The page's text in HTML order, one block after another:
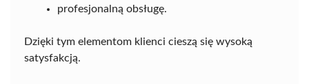
profesjonalną obsługę.
Dzięki tym elementom klienci cieszą się wysoką
satysfakcją.